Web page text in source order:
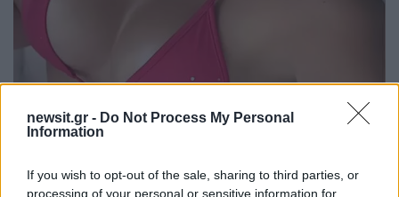
newsit.gr - Do Not Process My Personal
Information
If you wish to opt-out of the sale, sharing to third parties, or
processing of your personal or sensitive information for